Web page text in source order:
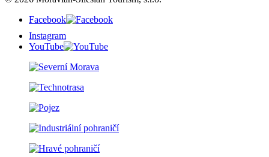
Facebook
Instagram
YouTube